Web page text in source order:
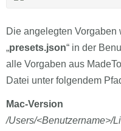
Die angelegten Vorgaben
„presets.json“ in der
alle Vorgaben aus
Datei unter folgendem
Mac-Version
/Users/<Benutzername>/